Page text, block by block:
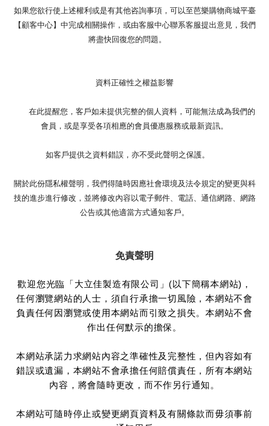
如果您欲行使上述權利或是有其他咨詢事項，可以至芭樂購物商城平臺
【顧客中心】中完成相關操作，或由客服中心聯系客服提出意見，我們
將盡快回復您的問題。
資料正確性之權益影響
在此提醒您，客戶如未提供完整的個人資料，可能無法成為我們的
會員，或是享受各項相應的會員優惠服務或最新資訊。
如客戶提供之資料錯誤，亦不受此聲明之保護。
關於此份隱私權聲明，我們得隨時因應社會環境及法令規定的變更與科
技的進步進行修改，並將修改內容以電子郵件、電話、通信網路、網路
公告或其他適當方式通知客戶。
免責聲明
歡迎您光臨「大立佳製造有限公司」(以下簡稱本網站)，
任何瀏覽網站的人士，須自行承擔一切風險，本網站不會
負責任何因瀏覽或使用本網站而引致之損失。本網站不會
作出任何默示的擔保。
本網站承諾力求網站內容之準確性及完整性，但內容如有
錯誤或遺漏，本網站不會承擔任何賠償責任，所有本網站
內容，將會隨時更改，而不作另行通知。
本網站可隨時停止或變更網頁資料及有關條款而毋須事前